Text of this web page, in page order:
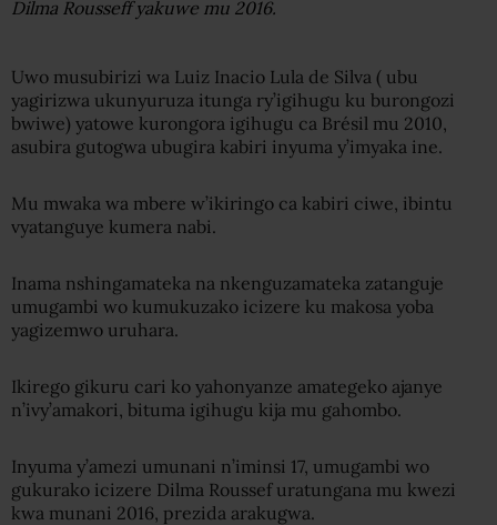
Dilma Rousseff yakuwe mu 2016.
Uwo musubirizi wa Luiz Inacio Lula de Silva ( ubu
yagirizwa ukunyuruza itunga ry’igihugu ku burongozi
bwiwe) yatowe kurongora igihugu ca Brésil mu 2010,
asubira gutogwa ubugira kabiri inyuma y’imyaka ine.
Mu mwaka wa mbere w’ikiringo ca kabiri ciwe, ibintu
vyatanguye kumera nabi.
Inama nshingamateka na nkenguzamateka zatanguje
umugambi wo kumukuzako icizere ku makosa yoba
yagizemwo uruhara.
Ikirego gikuru cari ko yahonyanze amategeko ajanye
n’ivy’amakori, bituma igihugu kija mu gahombo.
Inyuma y’amezi umunani n’iminsi 17, umugambi wo
gukurako icizere Dilma Roussef uratungana mu kwezi
kwa munani 2016, prezida arakugwa.